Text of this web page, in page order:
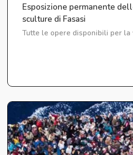
Esposizione permanente
sculture di Fasasi
Tutte le opere disponibili per la